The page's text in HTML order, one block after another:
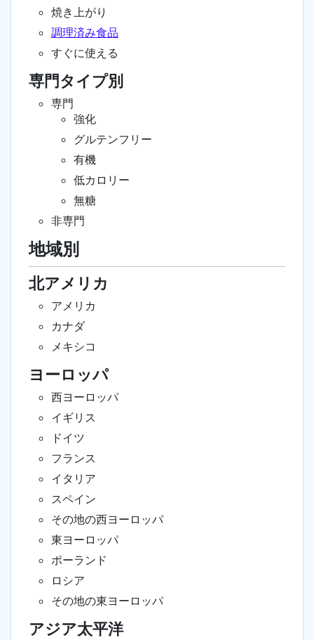
焼き上がり
調理済み食品
すぐに使える
専門タイプ別
専門
強化
グルテンフリー
有機
低カロリー
無糖
非専門
地域別
北アメリカ
アメリカ
カナダ
メキシコ
ヨーロッパ
西ヨーロッパ
イギリス
ドイツ
フランス
イタリア
スペイン
その地の西ヨーロッパ
東ヨーロッパ
ポーランド
ロシア
その地の東ヨーロッパ
アジア太平洋